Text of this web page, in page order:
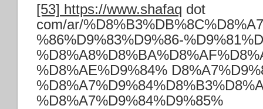
[53] https://www.shafaq dot
com/ar/
%86%D9%83%D9%86-
%D8%AE%D9%84%
%D8%A7%D9%84%D9%85%